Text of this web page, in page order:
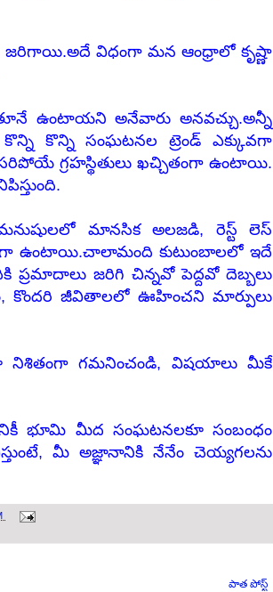
జరిగాయి.అదే విధంగా మన ఆంధ్రాలో కృష్ణా
ఉంటాయని అనేవారు అనవచ్చు.అన్నీ
కొన్ని సంఘటనల ట్రెండ్ ఎక్కువగా
గ్రహస్థితులుఖచ్చితంగాఉంటాయి.
మానసిక అలజడి, రెస్ట్ లెస్
ఉంటాయి.చాలామంది కుటుంబాలలో ఇదే
జరిగి చిన్నవో పెద్దవో దెబ్బలు
కొందరి జీవితాలలో ఊహించని మార్పులు
నిశితంగా గమనించండి, విషయాలు మీకే
భూమి మీద సంఘటనలకూ సంబంధం
మీ అజ్ఞానానికి నేనేం చెయ్యగలను
పాత పోస్ట్